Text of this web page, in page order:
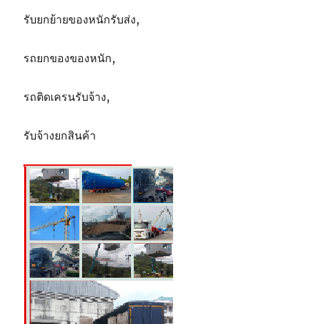
รับยกย้ายของหนักรับส่ง,
รถยกของของหนัก,
รถติดเครนรับจ้าง,
รับจ้างยกสินค้า